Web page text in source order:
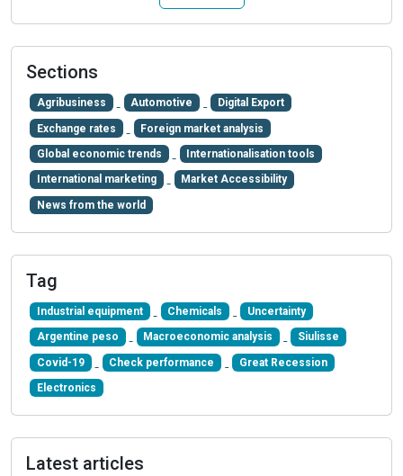
Sections
Agribusiness Automotive Digital Export
Exchange rates Foreign market analysis
Global economic trends Internationalisation tools
International marketing Market Accessibility
News from the world
Tag
Industrial equipment Chemicals Uncertainty
Argentine peso Macroeconomic analysis Siulisse
Covid-19 Check performance Great Recession
Electronics
Latest articles